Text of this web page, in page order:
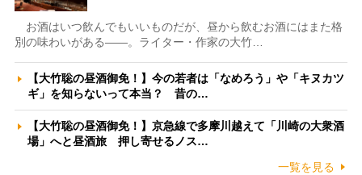
お酒はいつ飲んでもいいものだが、昼から飲むお酒にはまた格
別の味わいがある――。ライター・作家の大竹…
【大竹聡の昼酒御免！】今の若者は「なめろう」や「キヌカツ
ギ」を知らないって本当？ 昔の…
【大竹聡の昼酒御免！】京急線で多摩川越えて「川崎の大衆酒
場」へと昼酒旅 押し寄せるノス…
一覧を見る